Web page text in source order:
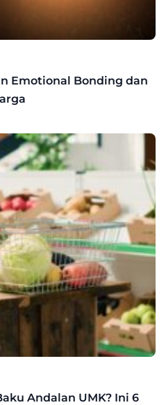
Emotional Bonding dan
Andalan UMK? Ini 6